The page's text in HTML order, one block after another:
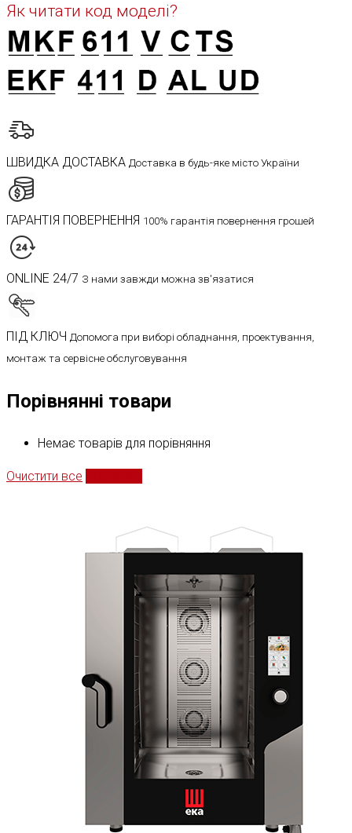
Як читати код моделі?
ШВИДКА ДОСТАВКА Доставка в будь-яке місто України
ГАРАНТІЯ ПОВЕРНЕННЯ 100% гарантія повернення грошей
ONLINE 24/7 З нами завжди можна зв'язатися
ПІД КЛЮЧ Допомога при виборі обладнання, проектування,
монтаж та сервісне обслуговування
Порівнянні товари
Немає товарів для порівняння
Очистити все